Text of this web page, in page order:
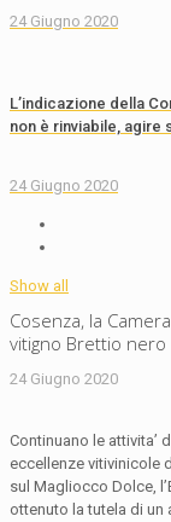
24 Giugno 2020
L’indicazione della
non è rinviabile, agire
24 Giugno 2020
Show all
Cosenza, la
vitigno Brettio nero
24 Giugno 2020
Continuano le attivita’
eccellenze vitivinicole
sul Magliocco Dolce,
ottenuto la tutela di